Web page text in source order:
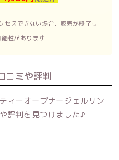
セスできない場合、販売が終了し
能性があります
コミや評判
ィーオープナージェルリン
評判を見つけました♪